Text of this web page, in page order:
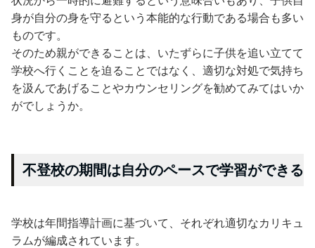
身が自分の身を守るという本能的な行動である場合も多い
ものです。
そのため親ができることは、いたずらに子供を追い立てて
学校へ行くことを迫ることではなく、適切な対処で気持ち
を汲んであげることやカウンセリングを勧めてみてはいか
がでしょうか。
不登校の期間は自分のペースで学習ができる
学校は年間指導計画に基づいて、それぞれ適切なカリキュ
ラムが編成されています。